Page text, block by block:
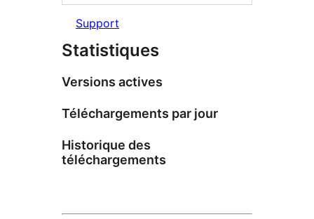
Support
Statistiques
Versions actives
Téléchargements par jour
Historique des
téléchargements